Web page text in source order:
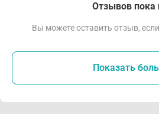
Отзывов пока
Вы можете оставить отзыв,
Показать